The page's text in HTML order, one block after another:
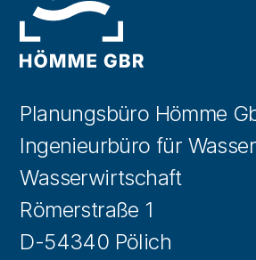
Planungsbüro Hömme
Ingenieurbüro für
Wasserwirtschaft
Römerstraße 1
D-54340 Pölich